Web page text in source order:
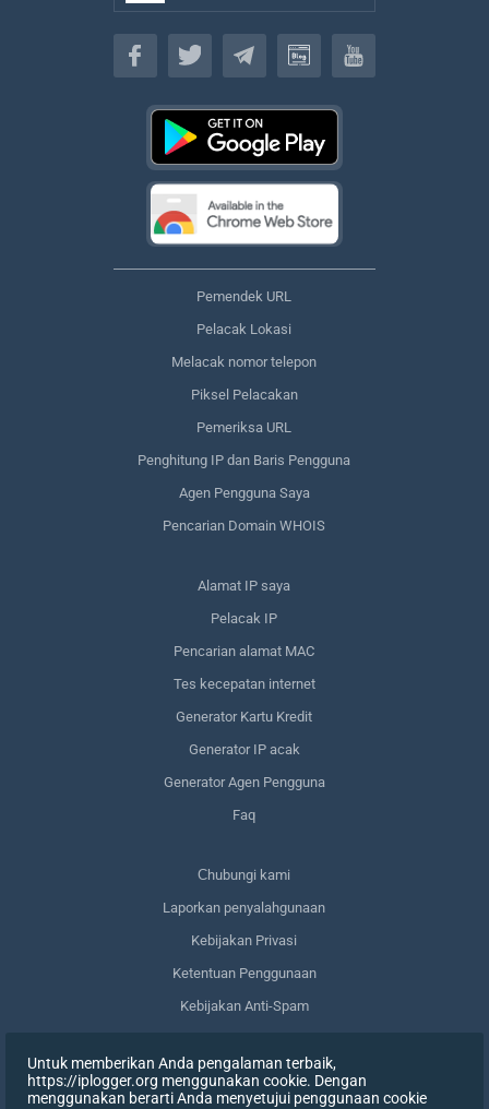
Bahasa
Pemendek URL
Pelacak Lokasi
Melacak nomor telepon
Piksel Pelacakan
Pemeriksa URL
Penghitung IP dan Baris Pengguna
Agen Pengguna Saya
Pencarian Domain WHOIS
Alamat IP saya
Pelacak IP
Pencarian alamat MAC
Tes kecepatan internet
Generator Kartu Kredit
Generator IP acak
Generator Agen Pengguna
Faq
Сhubungi kami
Laporkan penyalahgunaan
Kebijakan Privasi
Ketentuan Penggunaan
Kebijakan Anti-Spam
Menghapus data saya
Mencabut persetujuan
Untuk memberikan Anda pengalaman terbaik,
https://iplogger.org menggunakan cookie. Dengan
menggunakan berarti Anda menyetujui penggunaan cookie